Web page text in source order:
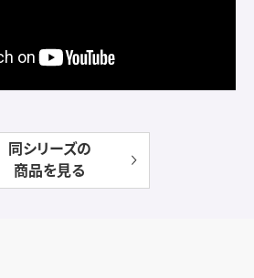
同シリーズの
商品を見る